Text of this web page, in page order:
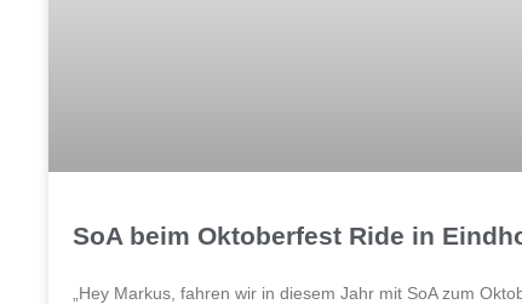
SoA beim Oktoberfest Ride in
„Hey Markus, fahren wir in diesem Jahr mit SoA zum